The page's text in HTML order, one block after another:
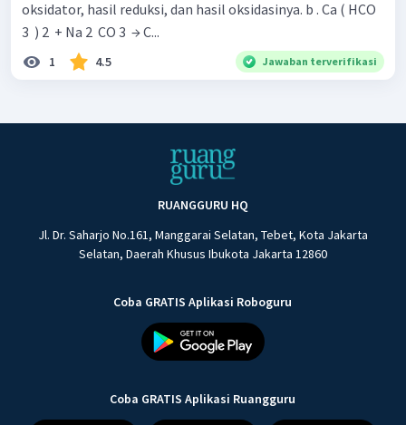
oksidator, hasil reduksi, dan hasil oksidasinya. b . Ca ( HCO
3 ​ ) 2 ​ + Na 2 ​ CO 3 ​ → C...
1 4.5 Jawaban terverifikasi
RUANGGURU HQ
Jl. Dr. Saharjo No.161, Manggarai Selatan, Tebet, Kota Jakarta
Selatan, Daerah Khusus Ibukota Jakarta 12860
Coba GRATIS Aplikasi Roboguru
Coba GRATIS Aplikasi Ruangguru